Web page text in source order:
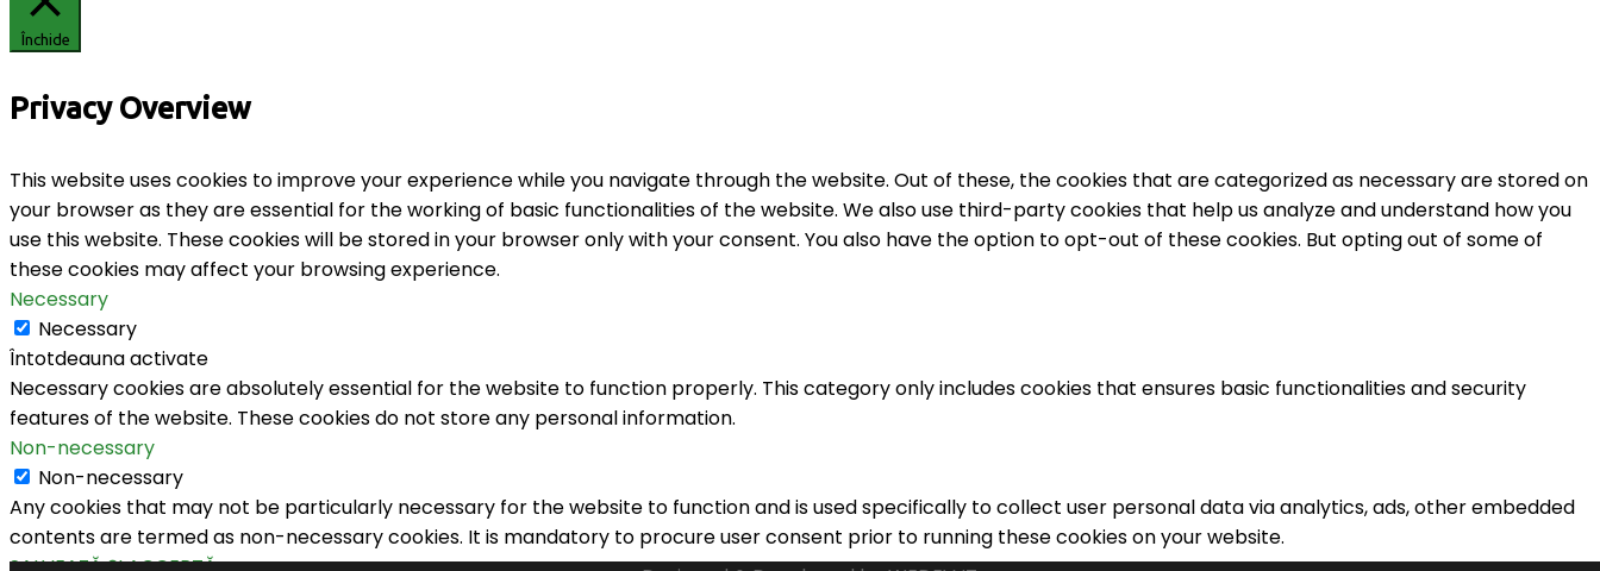
Închide
Privacy Overview
This website uses cookies to improve your experience while you navigate through the website. Out of these, the cookies that are categorized as necessary are stored on
your browser as they are essential for the working of basic functionalities of the website. We also use third-party cookies that help us analyze and understand how you
use this website. These cookies will be stored in your browser only with your consent. You also have the option to opt-out of these cookies. But opting out of some of
these cookies may affect your browsing experience.
Necessary
Necessary
Întotdeauna activate
Necessary cookies are absolutely essential for the website to function properly. This category only includes cookies that ensures basic functionalities and security
features of the website. These cookies do not store any personal information.
Non-necessary
Non-necessary
Any cookies that may not be particularly necessary for the website to function and is used specifically to collect user personal data via analytics, ads, other embedded
contents are termed as non-necessary cookies. It is mandatory to procure user consent prior to running these cookies on your website.